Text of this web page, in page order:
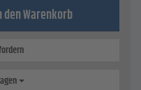
den Warenkorb